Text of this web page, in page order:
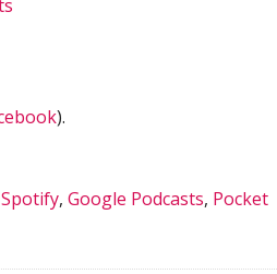
).
Spotify, Google Podcasts, Pocket